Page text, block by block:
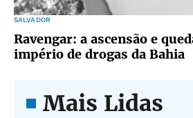
SALVADOR
Ravengar: a ascensão e
império de drogas da Bahia
Mais Lidas